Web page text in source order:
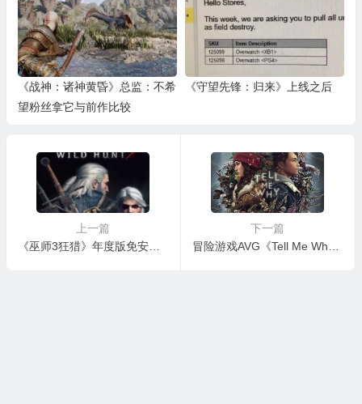
《战神：诸神黄昏》总监：不希
望粉丝拿它与前作比较
《守望先锋：归来》上线之后
上一篇
《巫师3狂猎》年度版免安装中文正式版下载
下一篇